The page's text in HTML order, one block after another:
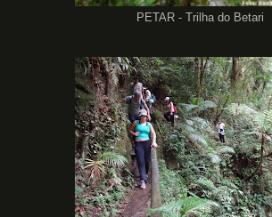
PETAR - Trilha do Betari